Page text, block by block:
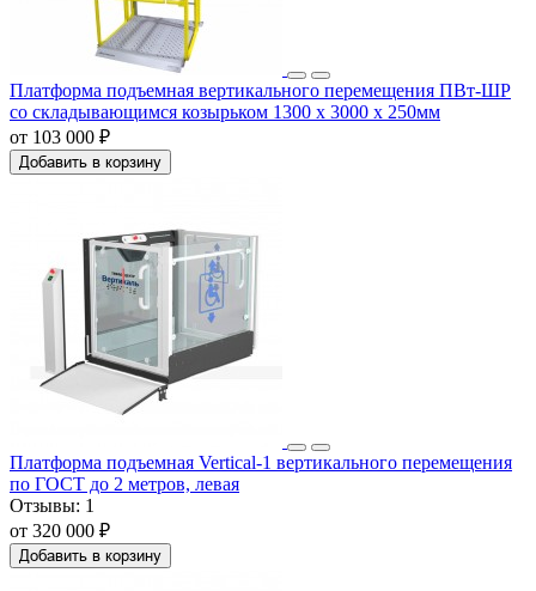
Платформа подъемная вертикального перемещения ПВт-ШР
со складывающимся козырьком 1300 x 3000 x 250мм
от 103 000 ₽
Добавить в корзину
Платформа подъемная Vertical-1 вертикального перемещения
по ГОСТ до 2 метров, левая
Отзывы: 1
от 320 000 ₽
Добавить в корзину